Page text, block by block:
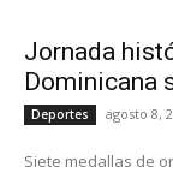
Jornada
Dominicana
Deportes agosto 8,
Siete medallas de